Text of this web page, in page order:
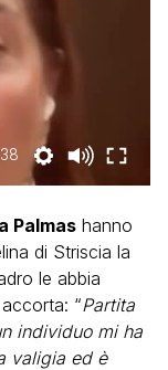
Palmas hanno
di Striscia la
le abbia
“Partita
individuo mi ha
valigia ed è